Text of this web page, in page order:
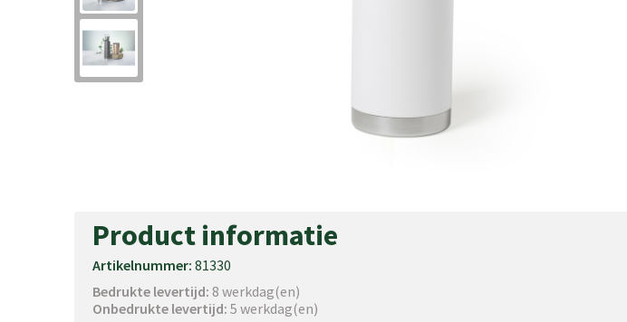
Product informatie
Artikelnummer: 81330
Bedrukte levertijd: 8 werkdag(en)
Onbedrukte levertijd: 5 werkdag(en)